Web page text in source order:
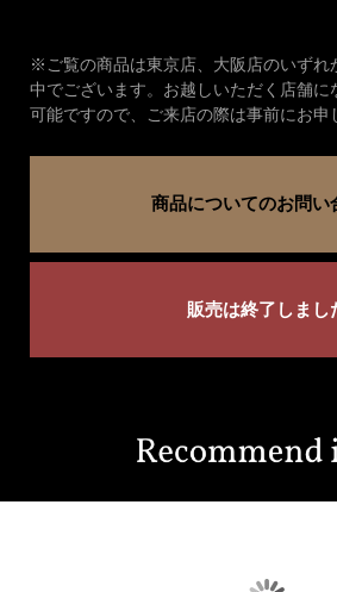
※ご覧の商品は東京店、大阪店のいずれ
中でございます。お越しいただく店舗に
可能ですので、ご来店の際は事前にお申
商品についてのお問い
販売は終了しまし